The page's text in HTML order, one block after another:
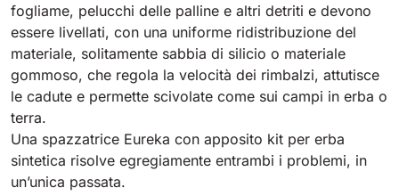
fogliame, pelucchi delle palline e altri detriti e devono
essere livellati, con una uniforme ridistribuzione del
materiale, solitamente sabbia di silicio o materiale
gommoso, che regola la velocità dei rimbalzi, attutisce
le cadute e permette scivolate come sui campi in erba o
terra.
Una spazzatrice Eureka con apposito kit per erba
sintetica risolve egregiamente entrambi i problemi, in
un’unica passata.